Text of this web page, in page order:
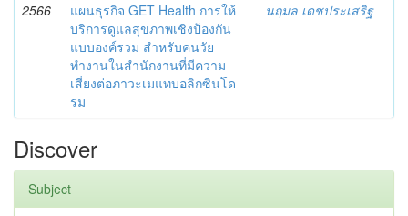
2566
แผนธุรกิจ GET Health การให้
บริการดูแลสุขภาพเชิงป้องกัน
แบบองค์รวม สำหรับคนวัย
ทำงานในสำนักงานที่มีความ
เสี่ยงต่อภาวะเมแทบอลิกซินโด
รม
นฤมล เดชประเสริฐ
Discover
Subject